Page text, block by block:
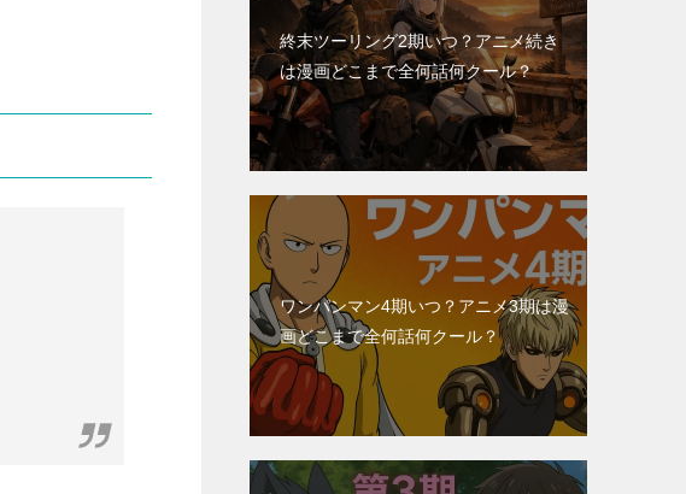
終末ツーリング2期いつ？アニメ続き
は漫画どこまで全何話何クール？
ワンパンマン4期いつ？アニメ3期は漫
画どこまで全何話何クール？